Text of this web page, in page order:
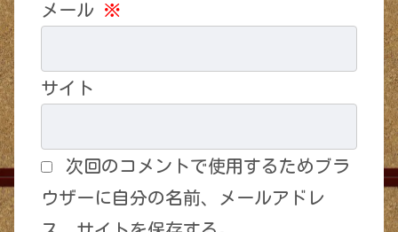
メール ※
サイト
次回のコメントで使用するためブラ
ウザーに自分の名前、メールアドレ